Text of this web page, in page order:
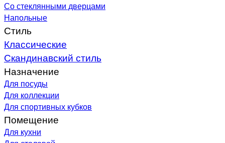
Со стеклянными дверцами
Напольные
Стиль
Классические
Скандинавский стиль
Назначение
Для посуды
Для коллекции
Для спортивных кубков
Помещение
Для кухни